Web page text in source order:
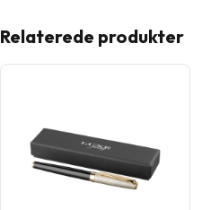
Relaterede produkter